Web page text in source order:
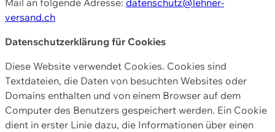
versand.ch
Datenschutzerklärung für Cookies
Diese Website verwendet Cookies. Cookies sind
Textdateien, die Daten von besuchten Websites oder
Domains enthalten und von einem Browser auf dem
Computer des Benutzers gespeichert werden. Ein Cookie
dient in erster Linie dazu, die Informationen über einen